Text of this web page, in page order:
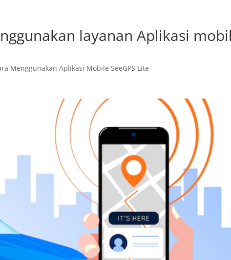
Home Produk Service
layanan Aplikasi
Menggunakan Aplikasi Mobile SeeGPS Lite